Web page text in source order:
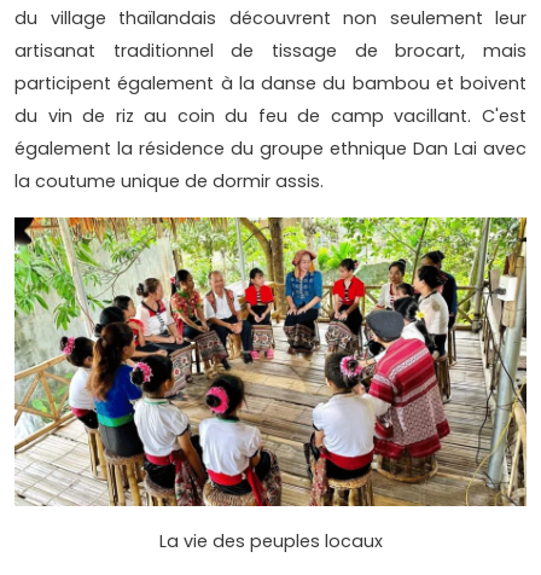
du village thaïlandais découvrent non seulement leur
artisanat traditionnel de tissage de brocart, mais
participent également à la danse du bambou et boivent
du vin de riz au coin du feu de camp vacillant. C'est
également la résidence du groupe ethnique Dan Lai avec
la coutume unique de dormir assis.
La vie des peuples locaux